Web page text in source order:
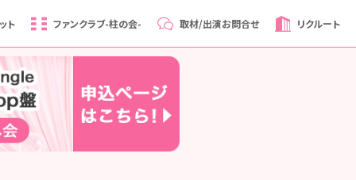
ト ファンクラブ-柱の会- 取材/出演お問合せ リクルート